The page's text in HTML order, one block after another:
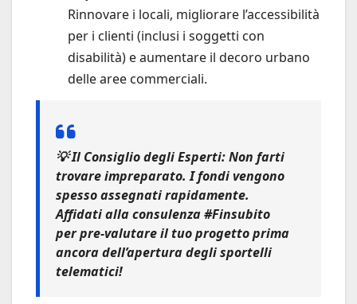
Rinnovare i locali, migliorare l’accessibilità
per i clienti (inclusi i soggetti con
disabilità) e aumentare il decoro urbano
delle aree commerciali.
💡 Il Consiglio degli Esperti:Non farti
trovare impreparato. I fondi vengono
spesso assegnati rapidamente.
Affidati allaconsulenza #Finsubito
per pre-valutare il tuo progetto prima
ancora dell’apertura degli sportelli
telematici!